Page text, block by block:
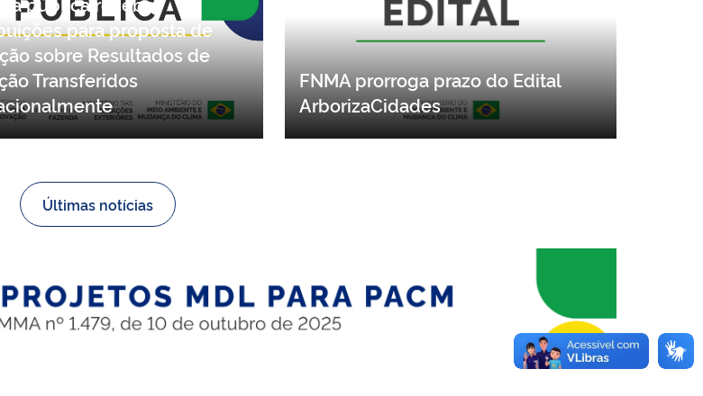
pública recebe
para proposta de
sobre Resultados de
Transferidos
FNMA prorroga prazo do Edital